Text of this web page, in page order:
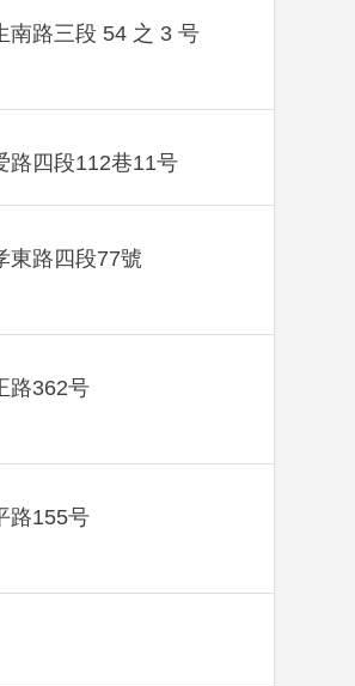
南路三段 54 之 3 号
路四段112巷11号
東路四段77號
路362号
路155号